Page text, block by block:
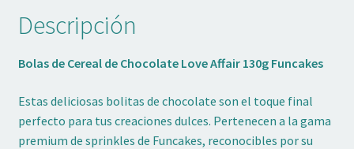
Descripción
Bolas de Cereal de Chocolate Love Affair 130g Funcakes
Estas deliciosas bolitas de chocolate son el toque final
perfecto para tus creaciones dulces. Pertenecen a la gama
premium de sprinkles de Funcakes, reconocibles por su